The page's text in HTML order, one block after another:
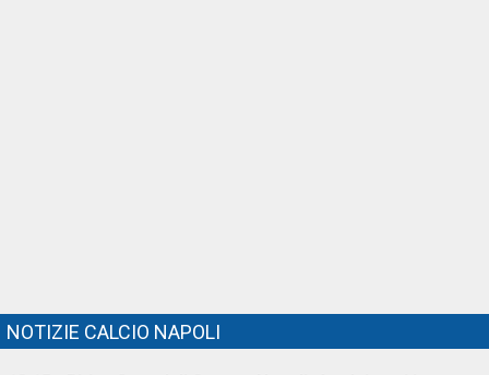
NOTIZIE CALCIO NAPOLI